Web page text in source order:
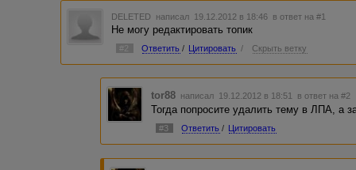
DELETED написал 19.12.2012 в 18:46 в ответ на #1
Не могу редактировать топик
#2 Ответить / Цитировать / Скрыть ветку
tor88 написал 19.12.2012 в 18:51 в ответ на #2
Тогда попросите удалить тему в ЛПА, а
#3 Ответить / Цитировать